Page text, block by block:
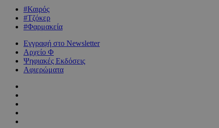
#Καιρός
#Τζόκερ
#Φαρμακεία
Εγγραφή στο Newsletter
Αρχείο Φ
Ψηφιακές Εκδόσεις
Αφιερώματα